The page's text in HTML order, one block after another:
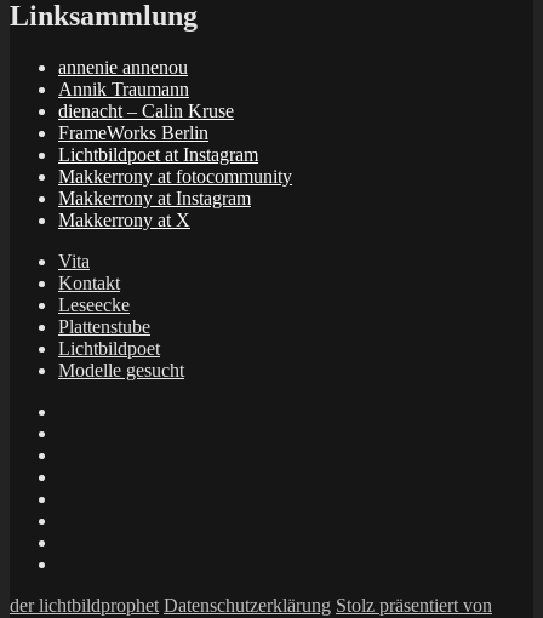
Linksammlung
annenie annenou
Annik Traumann
dienacht – Calin Kruse
FrameWorks Berlin
Lichtbildpoet at Instagram
Makkerrony at fotocommunity
Makkerrony at Instagram
Makkerrony at X
Vita
Kontakt
Leseecke
Plattenstube
Lichtbildpoet
Modelle gesucht
X
der lichtbildprophet Datenschutzerklärung Stolz präsentiert von